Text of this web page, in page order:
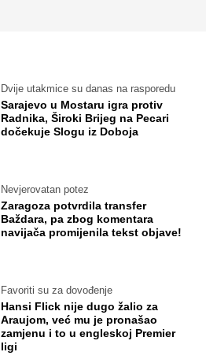
Dvije utakmice su danas na rasporedu
Sarajevo u Mostaru igra protiv
Radnika, Široki Brijeg na Pecari
dočekuje Slogu iz Doboja
Nevjerovatan potez
Zaragoza potvrdila transfer
Baždara, pa zbog komentara
navijača promijenila tekst objave!
Favoriti su za dovođenje
Hansi Flick nije dugo žalio za
Araujom, već mu je pronašao
zamjenu i to u engleskoj Premier
ligi